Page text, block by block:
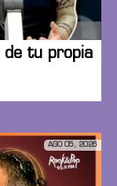
de tu propia
AGO 05, 2026